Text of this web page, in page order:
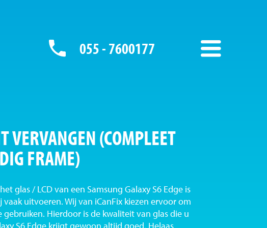
055 - 7600177
VERVANGEN (COMPLEET
FRAME)
glas / LCD van een Samsung Galaxy S6 Edge is
uitvoeren. Wij van iCanFix kiezen ervoor om
Hierdoor is de kwaliteit van glas die u